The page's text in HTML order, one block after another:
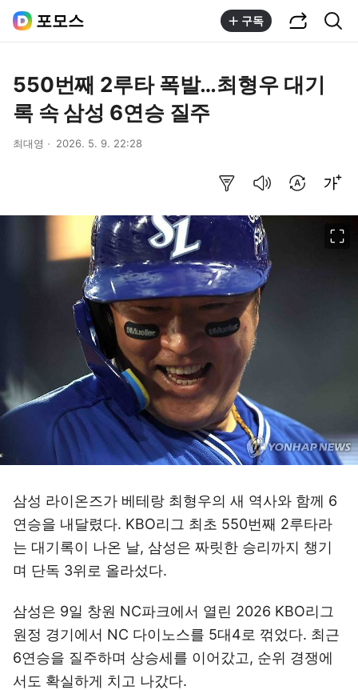
포모스 구독
550번째 2루타 폭발…최형우 대기
록 속 삼성 6연승 질주
최대영 2026. 5. 9. 22:28
삼성 라이온즈가 베테랑 최형우의 새 역사와 함께 6
연승을 내달렸다. KBO리그 최초 550번째 2루타라
는 대기록이 나온 날, 삼성은 짜릿한 승리까지 챙기
며 단독 3위로 올라섰다.
삼성은 9일 창원 NC파크에서 열린 2026 KBO리그
원정 경기에서 NC 다이노스를 5대4로 꺾었다. 최근
6연승을 질주하며 상승세를 이어갔고, 순위 경쟁에
서도 확실하게 치고 나갔다.